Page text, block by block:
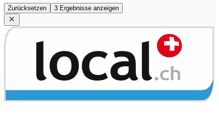
Zurücksetzen 3 Ergebnisse anzeigen